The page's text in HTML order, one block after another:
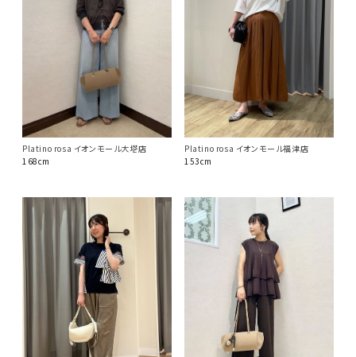
Platino rosa イオンモール大塔店
168cm
Platino rosa イオンモール福津店
153cm